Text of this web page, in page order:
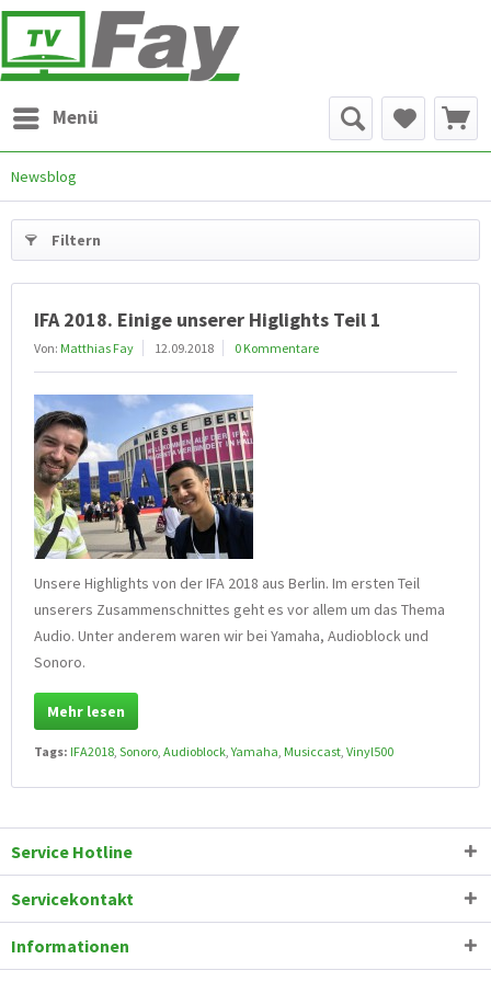
Menü
Newsblog
Filtern
IFA 2018. Einige unserer Higlights Teil 1
Von: Matthias Fay 12.09.2018 0 Kommentare
Unsere Highlights von der IFA 2018 aus Berlin. Im ersten Teil
unserers Zusammenschnittes geht es vor allem um das Thema
Audio. Unter anderem waren wir bei Yamaha, Audioblock und
Sonoro.
Mehr lesen
Tags: IFA2018 Sonoro Audioblock ,Yamaha Musiccast Vinyl500
Service Hotline
Servicekontakt
Informationen